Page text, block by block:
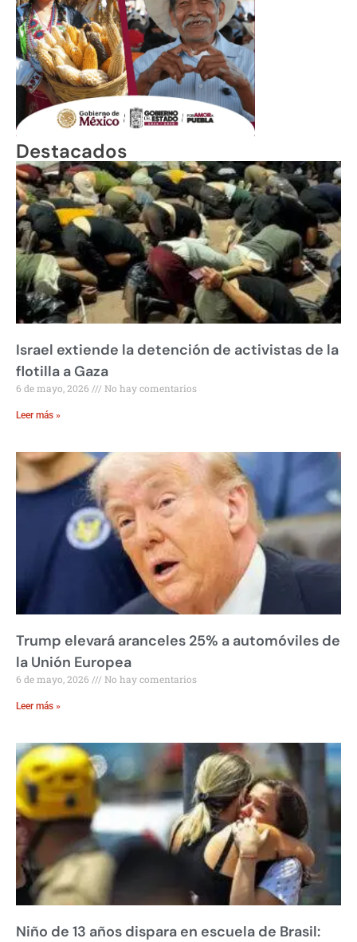
Destacados
Israel extiende la detención de activistas de la
flotilla a Gaza
6 de mayo, 2026 No hay comentarios
Leer más »
Trump elevará aranceles 25% a automóviles de
la Unión Europea
6 de mayo, 2026 No hay comentarios
Leer más »
Niño de 13 años dispara en escuela de Brasil: